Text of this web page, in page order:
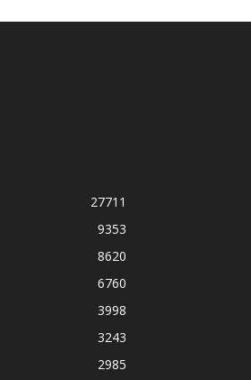
27711
9353
8620
6760
3998
3243
2985